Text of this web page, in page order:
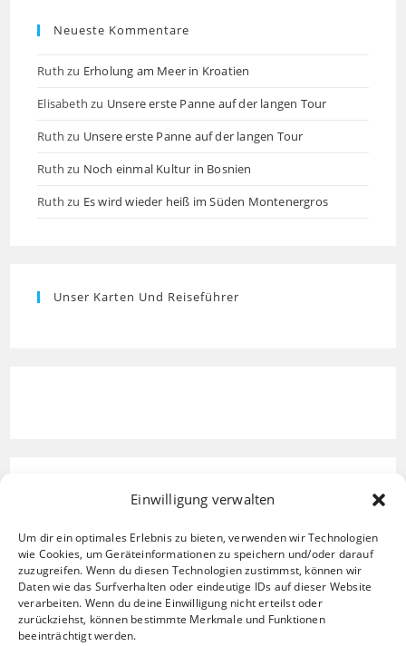
Einwilligung verwalten
Um dir ein optimales Erlebnis zu bieten, verwenden wir Technologien
wie Cookies, um Geräteinformationen zu speichern und/oder darauf
zuzugreifen. Wenn du diesen Technologien zustimmst, können wir
Daten wie das Surfverhalten oder eindeutige IDs auf dieser Website
verarbeiten. Wenn du deine Einwilligung nicht erteilst oder
zurückziehst, können bestimmte Merkmale und Funktionen
beeinträchtigt werden.
Neueste Kommentare
Ruth zu Erholung am Meer in Kroatien
Elisabeth zu Unsere erste Panne auf der langen Tour
Ruth zu Unsere erste Panne auf der langen Tour
Ruth zu Noch einmal Kultur in Bosnien
Ruth zu Es wird wieder heiß im Süden Montenergros
Unser Karten Und Reiseführer